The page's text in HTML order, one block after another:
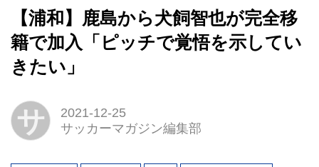
【浦和】鹿島から犬飼智也が完全移
籍で加入「ピッチで覚悟を示してい
きたい」
サ
2021-12-25
サッカーマガジン編集部